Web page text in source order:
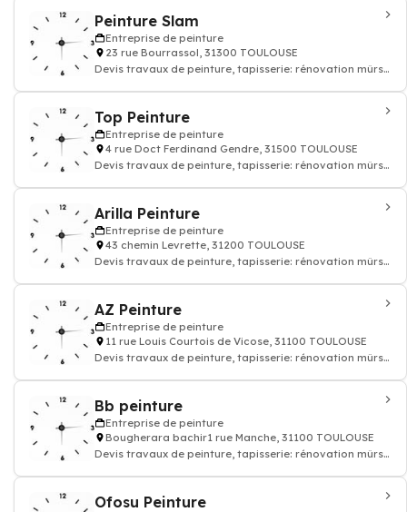
Peinture Slam
Entreprise de peinture
23 rue Bourrassol, 31300 TOULOUSE
Devis travaux de peinture, tapisserie: rénovation mûrs
Top Peinture
Entreprise de peinture
4 rue Doct Ferdinand Gendre, 31500 TOULOUSE
Devis travaux de peinture, tapisserie: rénovation mûrs
Arilla Peinture
Entreprise de peinture
43 chemin Levrette, 31200 TOULOUSE
Devis travaux de peinture, tapisserie: rénovation mûrs
AZ Peinture
Entreprise de peinture
11 rue Louis Courtois de Vicose, 31100 TOULOUSE
Devis travaux de peinture, tapisserie: rénovation mûrs
Bb peinture
Entreprise de peinture
Bougherara bachir1 rue Manche, 31100 TOULOUSE
Devis travaux de peinture, tapisserie: rénovation mûrs
Ofosu Peinture